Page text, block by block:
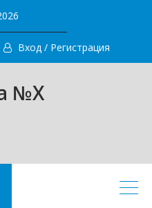
Вход / Регистрация
№X